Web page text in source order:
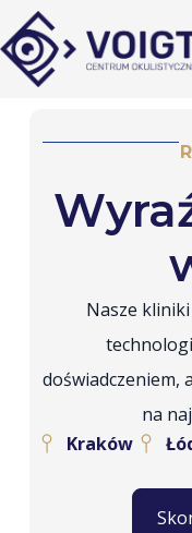
Nasze kliniki
doświadczeniem,
na
Kraków